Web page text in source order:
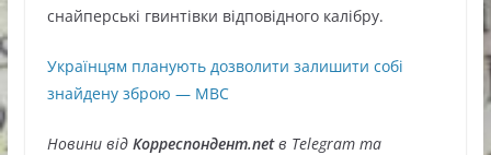
снайперські гвинтівки відповідного калібру.
Українцям планують дозволити залишити собі
знайдену зброю — МВС
Новини відКорреспондент.netв Telegram та